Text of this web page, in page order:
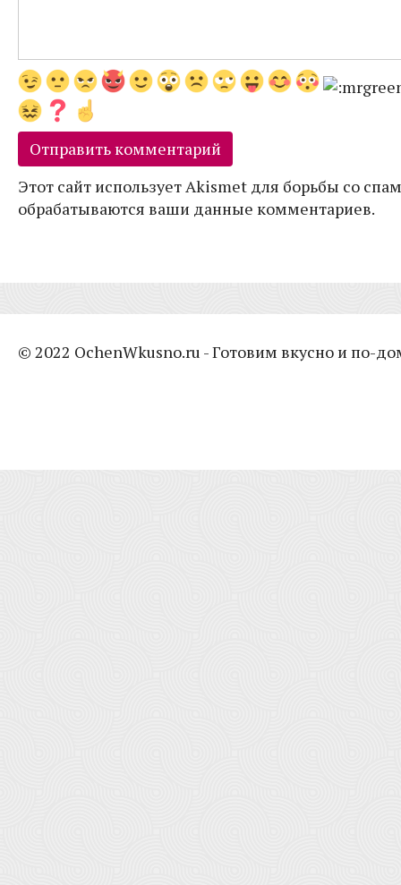
Этот сайт использует Akismet для борьбы со
обрабатываются ваши данные комментариев.
© 2022 OchenWkusno.ru - Готовим вкусно и по-